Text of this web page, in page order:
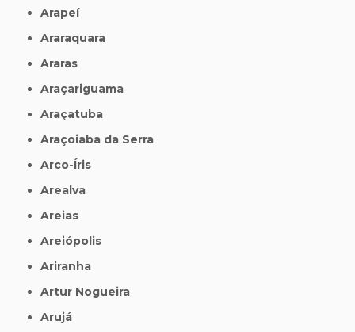
Arapeí
Araraquara
Araras
Araçariguama
Araçatuba
Araçoiaba da Serra
Arco-Íris
Arealva
Areias
Areiópolis
Ariranha
Artur Nogueira
Arujá